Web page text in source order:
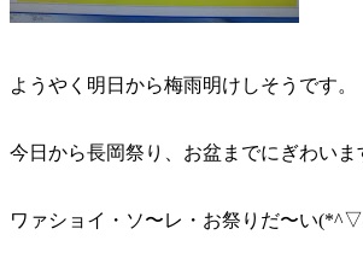
ようやく明日から梅雨明けしそうです。
今日から長岡祭り、お盆までにぎわいま
ワァショイ・ソ〜レ・お祭りだ〜い